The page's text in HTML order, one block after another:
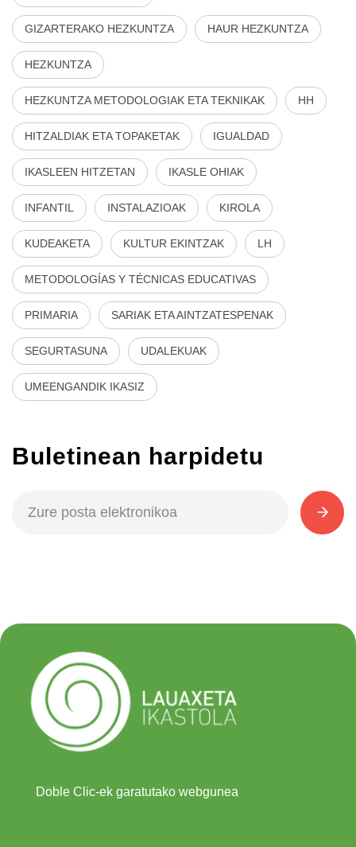
GIZARTERAKO HEZKUNTZA HAUR HEZKUNTZA
HEZKUNTZA
HEZKUNTZA METODOLOGIAK ETA TEKNIKAK HH
HITZALDIAK ETA TOPAKETAK IGUALDAD
IKASLEEN HITZETAN IKASLE OHIAK
INFANTIL INSTALAZIOAK KIROLA
KUDEAKETA KULTUR EKINTZAK LH
METODOLOGÍAS Y TÉCNICAS EDUCATIVAS
PRIMARIA SARIAK ETA AINTZATESPENAK
SEGURTASUNA UDALEKUAK
UMEENGANDIK IKASIZ
Buletinean harpidetu
Doble Clic-ek garatutako webgunea